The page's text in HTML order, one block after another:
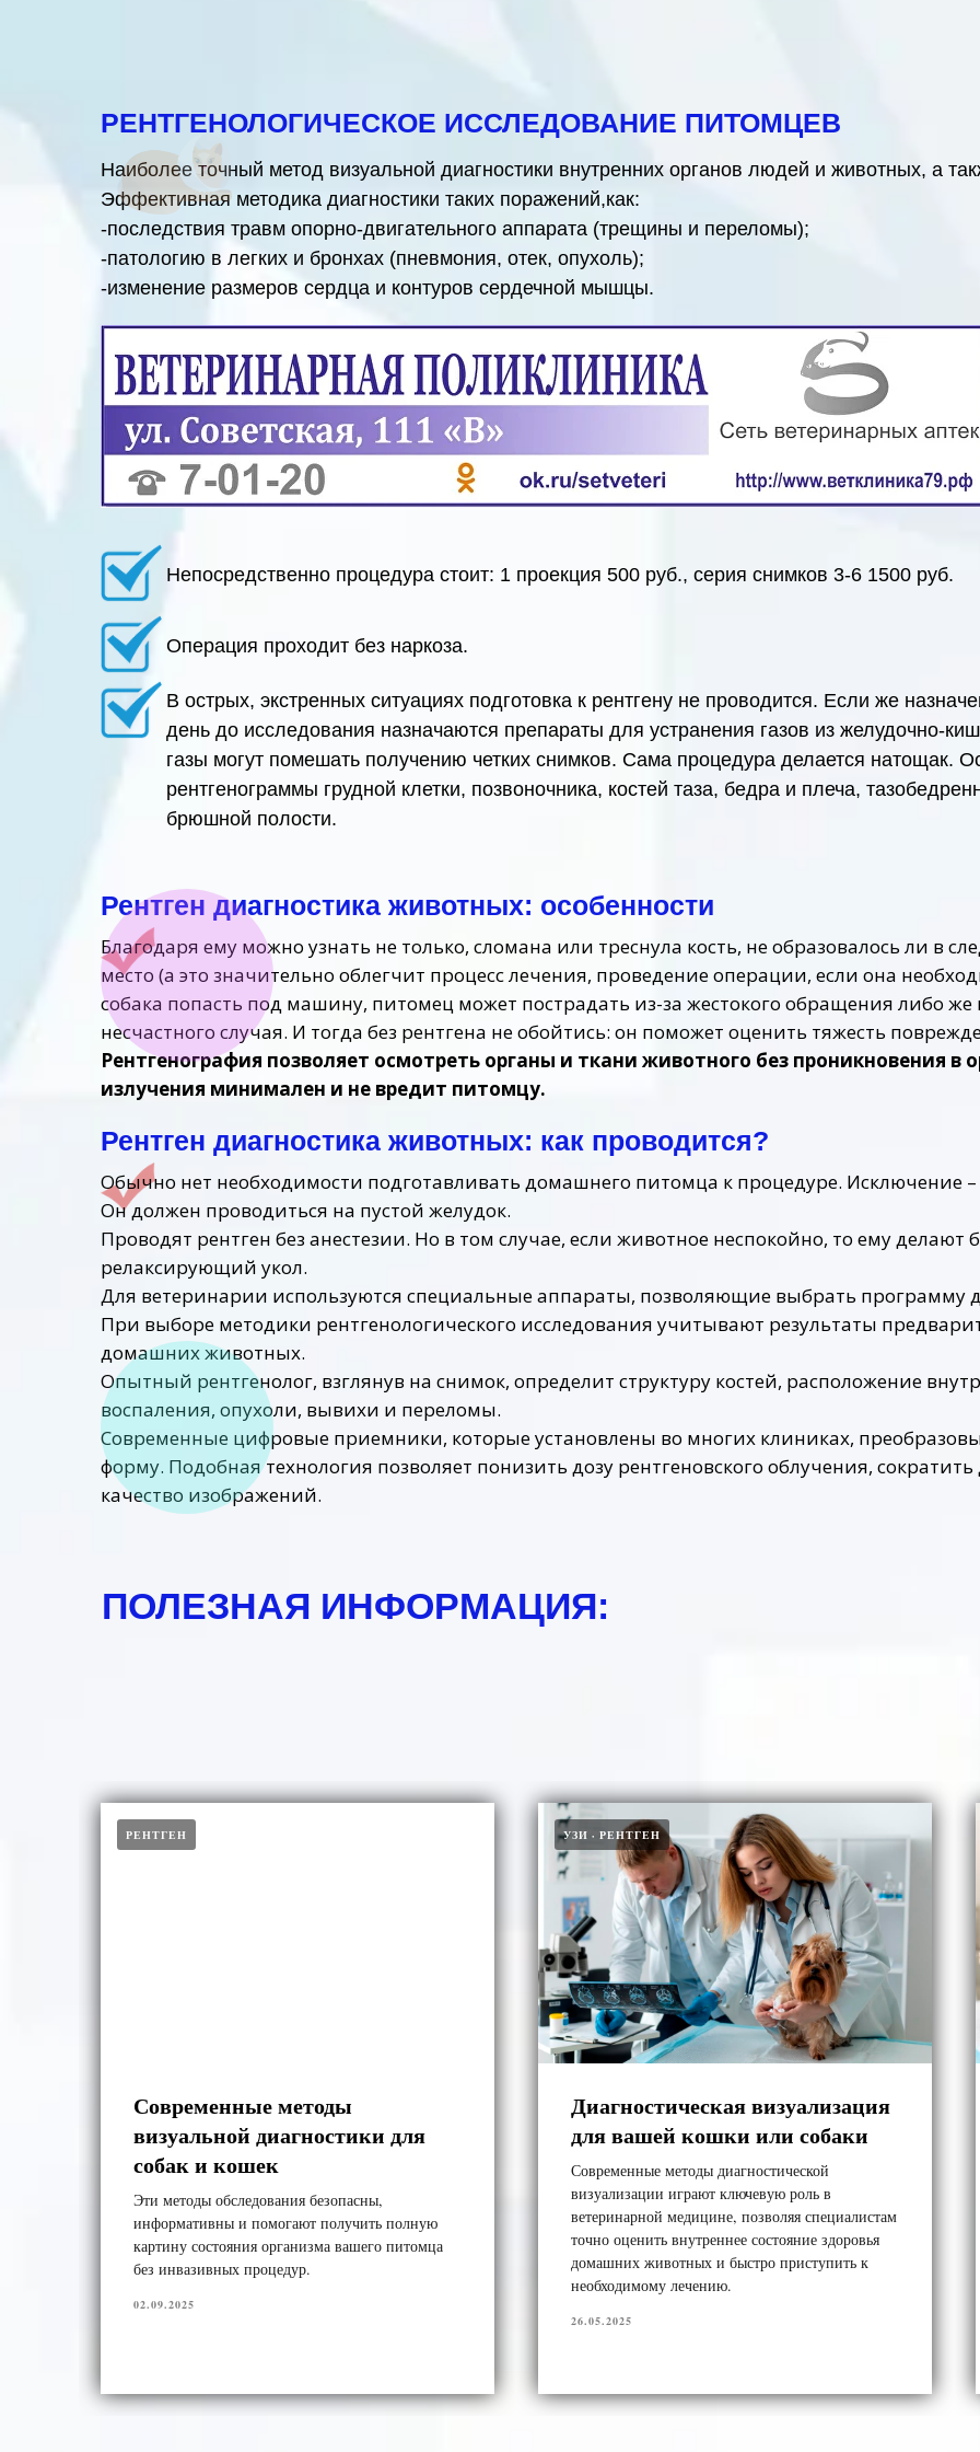
РЕНТГЕНОЛОГИЧЕСКОЕ ИССЛЕДОВАНИЕ ПИТОМЦЕВ
Наиболее точный метод визуальной диагностики внутренних органов людей и животных, а
Эффективная методика диагностики таких поражений,как:
-последствия травм опорно-двигательного аппарата (трещины и переломы);
-патологию в легких и бронхах (пневмония, отек, опухоль);
-изменение размеров сердца и контуров сердечной мышцы.
Непосредственно процедура стоит: 1 проекция 500 руб., серия снимков 3-6 1500 руб.
Операция проходит без наркоза.
В острых, экстренных ситуациях подготовка к рентгену не проводится. Если же
день до исследования назначаются препараты для устранения газов из желудочно-
газы могут помешать получению четких снимков. Сама процедура делается натощак.
рентгенограммы грудной клетки, позвоночника, костей таза, бедра и плеча,
брюшной полости.
Рентген диагностика животных: особенности
Благодаря ему можно узнать не только, сломана или треснула кость, не образовалось ли в
место (а это значительно облегчит процесс лечения, проведение операции, если она
собака попасть под машину, питомец может пострадать из-за жестокого обращения либо
несчастного случая. И тогда без рентгена не обойтись: он поможет оценить тяжесть
Рентгенография позволяет осмотреть органы и ткани животного без проникновения
излучения минимален и не вредит питомцу.
Рентген диагностика животных: как проводится?
Обычно нет необходимости подготавливать домашнего питомца к процедуре. Исключение
Он должен проводиться на пустой желудок.
Проводят рентген без анестезии. Но в том случае, если животное неспокойно, то ему
релаксирующий укол.
Для ветеринарии используются специальные аппараты, позволяющие выбрать программу
При выборе методики рентгенологического исследования учитывают результаты
домашних животных.
Опытный рентгенолог, взглянув на снимок, определит структуру костей, расположение
воспаления, опухоли, вывихи и переломы.
Современные цифровые приемники, которые установлены во многих клиниках,
форму. Подобная технология позволяет понизить дозу рентгеновского облучения,
качество изображений.
ПОЛЕЗНАЯ ИНФОРМАЦИЯ:
РЕНТГЕН
Современные методы
визуальной диагностики для
собак и кошек
Эти методы обследования безопасны,
информативны и помогают получить полную
картину состояния организма вашего питомца
без инвазивных процедур.
02.09.2025
УЗИ РЕНТГЕН
Диагностическая визуализация
для вашей кошки или собаки
Современные методы диагностической
визуализации играют ключевую роль в
ветеринарной медицине, позволяя специалистам
точно оценить внутреннее состояние здоровья
домашних животных и быстро приступить к
необходимому лечению.
26.05.2025